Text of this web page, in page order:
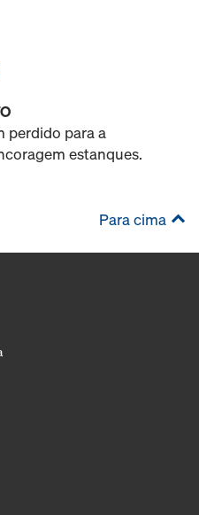
perdido para a
estanques.
Para cima